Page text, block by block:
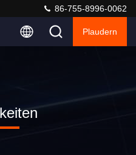
86-755-8996-0062
Plaudern